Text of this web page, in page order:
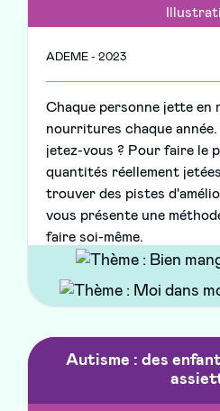
ADEME - 2023
Chaque personne jette en
nourritures chaque
jetez-vous ? Pour faire le
quantités réellement
trouver des pistes
vous présente une
faire soi-même.
Autisme : des